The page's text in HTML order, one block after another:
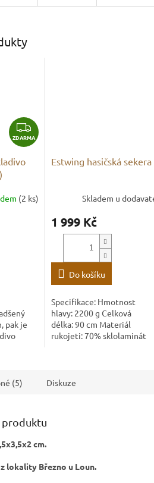
Z
D
A
ZDARMA
(2 ks)
pak je
Estwing hasičská sekera
Skladem u
1 999 Kč
Do košíku
Specifikace: Hmotnost
hlavy: 2200 g Celková
délka: 90 cm Materiál
rukojeti: 70% sklolaminát
(5) Diskuze
cm.
lokality Březno u Loun.